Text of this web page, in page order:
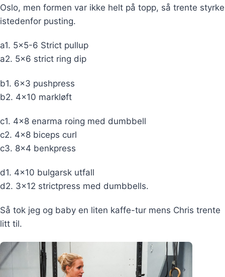
Oslo, men formen var ikke helt på topp, så trente styrke
istedenfor pusting.
a1. 5×5-6 Strict pullup
a2. 5×6 strict ring dip
b1. 6×3 pushpress
b2. 4×10 markløft
c1. 4×8 enarma roing med dumbbell
c2. 4×8 biceps curl
c3. 8×4 benkpress
d1. 4×10 bulgarsk utfall
d2. 3×12 strictpress med dumbbells.
Så tok jeg og baby en liten kaffe-tur mens Chris trente
litt til.